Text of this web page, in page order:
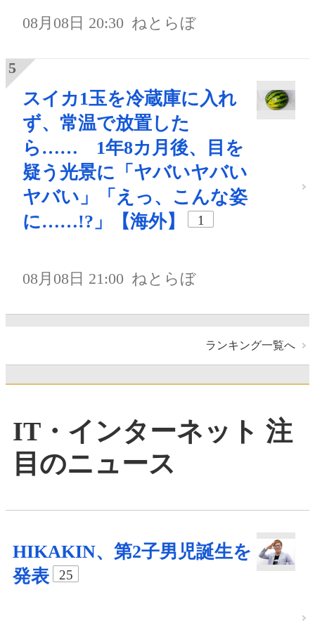
08月08日 20:30 ねとらぼ
スイカ1玉を冷蔵庫に入れ
ず、常温で放置した
ら…… 1年8カ月後、目を
疑う光景に「ヤバいヤバい
ヤバい」「えっ、こんな姿
に……!?」【海外】
1
08月08日 21:00 ねとらぼ
ランキング一覧へ
IT・インターネット 注
目のニュース
HIKAKIN、第2子男児誕生を
発表
25